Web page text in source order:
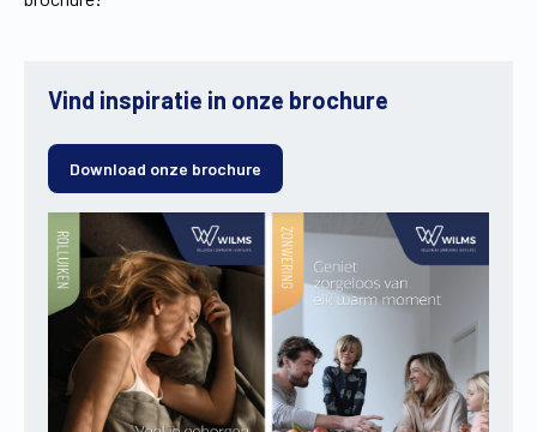
Vind inspiratie in onze brochure
Download onze brochure